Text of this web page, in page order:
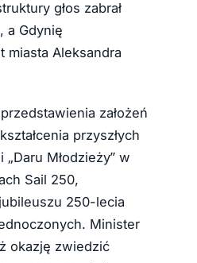
głos zabrał
a Gdynię
miasta Aleksandra
założeń
przyszłych
Młodzieży” w
Sail 250,
250-lecia
Minister
okazję zwiedzić